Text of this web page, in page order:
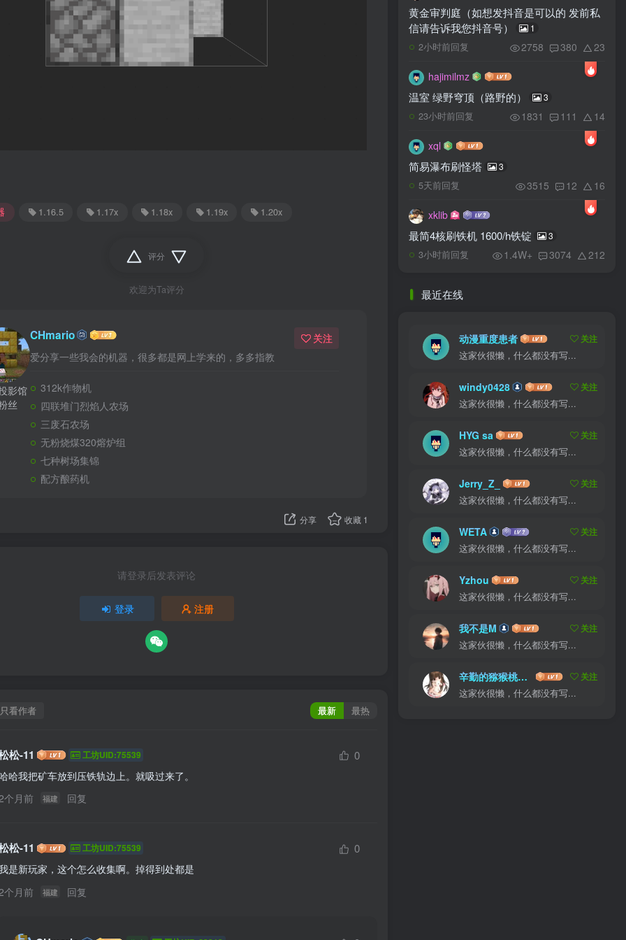
1.16.5 1.17x 1.18x 1.19x 1.20x
评分
欢迎为Ta评分
影馆
丝
CHmario
爱分享一些我会的机器，很多都是网上学来的，多多指教
关注
312k作物机
四联堆门烈焰人农场
三废石农场
无粉烧煤320熔炉组
七种树场集锦
配方酿药机
分享 收藏 1
请登录后发表评论
登录 注册
只看作者 最新 最热
松-11 工坊UID:75539 0
哈我把矿车放到压铁轨边上。就吸过来了。
个月前
福建 回复
松-11 工坊UID:75539 0
是新玩家，这个怎么收集啊。掉得到处都是
个月前
福建 回复
黄金审判庭（如想发抖音是可以的 发前私
信请告诉我您抖音号）
1
2小时前回复 2758 380 23
hajimilmz
温室 绿野穹顶（路野的） 3
23小时前回复 1831 111 14
xql
简易瀑布刷怪塔 3
5天前回复 3515 12 16
xklib
最简4核刷铁机 1600/h铁锭 3
3小时前回复 1.4W+ 3074 212
最近在线
动漫重度患者
关注
这家伙很懒，什么都没有写...
windy0428
关注
这家伙很懒，什么都没有写...
HYG sa
关注
这家伙很懒，什么都没有写...
Jerry_Z_
关注
这家伙很懒，什么都没有写...
WETA
关注
这家伙很懒，什么都没有写...
Yzhou
关注
这家伙很懒，什么都没有写...
我不是M
关注
这家伙很懒，什么都没有写...
辛勤的猕猴桃战士
关注
这家伙很懒，什么都没有写...